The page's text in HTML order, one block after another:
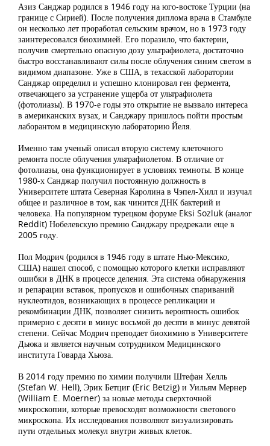
Азиз Санджар родился в 1946 году на юго-востоке Турции (на
границе с Сирией). После получения диплома врача в Стамбуле
он несколько лет проработал сельским врачом, но в 1973 году
заинтересовался биохимией. Его поразило, что бактерии,
получив смертельно опасную дозу ультрафиолета, достаточно
быстро восстанавливают силы после облучения синим светом в
видимом диапазоне. Уже в США, в техасской лаборатории
Санджар определил и успешно клонировал ген фермента,
отвечающего за устранение ущерба от ультрафиолета
(фотолиазы). В 1970-е годы это открытие не вызвало интереса
в американских вузах, и Санджару пришлось пойти простым
лаборантом в медицинскую лабораторию Йеля.
Именно там ученый описал вторую систему клеточного
ремонта после облучения ультрафиолетом. В отличие от
фотолиазы, она функционирует в условиях темноты. В конце
1980-х Санджар получил постоянную должность в
Университете штата Северная Каролина в Чэпел-Хилл и изучал
общее и различное в том, как чинится ДНК бактерий и
человека. На популярном турецком форуме Eksi Sozluk (аналог
Reddit) Нобелевскую премию Санджару предрекали еще в
2005 году.
Пол Модрич (родился в 1946 году в штате Нью-Мексико,
США) нашел способ, с помощью которого клетки исправляют
ошибки в ДНК в процессе деления. Эта система обнаружения
и репарации вставок, пропусков и ошибочных спариваний
нуклеотидов, возникающих в процессе репликации и
рекомбинации ДНК, позволяет снизить вероятность ошибок
примерно с десяти в минус восьмой до десяти в минус девятой
степени. Сейчас Модрич преподает биохимию в Университете
Дьюка и является научным сотрудником Медицинского
института Говарда Хьюза.
В 2014 году премию по химии получили Штефан Хелль
(Stefan W. Hell), Эрик Бетциг (Eric Betzig) и Уильям Мернер
(William E. Moerner) за новые методы сверхточной
микроскопии, которые превосходят возможности светового
микроскопа. Их исследования позволяют визуализировать
пути отдельных молекул внутри живых клеток.